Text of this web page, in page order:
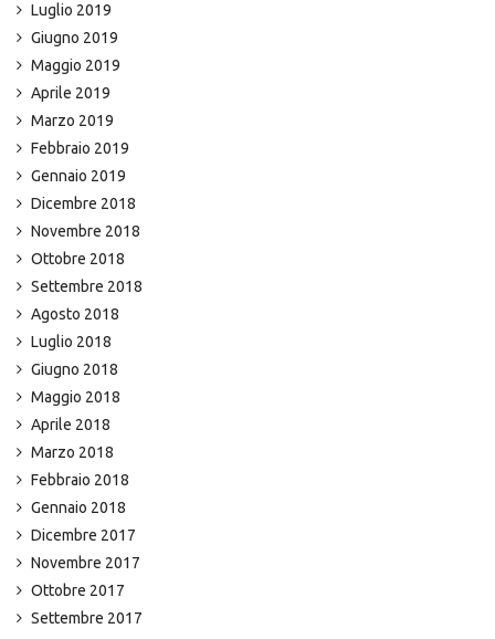
Luglio 2019
Giugno 2019
Maggio 2019
Aprile 2019
Marzo 2019
Febbraio 2019
Gennaio 2019
Dicembre 2018
Novembre 2018
Ottobre 2018
Settembre 2018
Agosto 2018
Luglio 2018
Giugno 2018
Maggio 2018
Aprile 2018
Marzo 2018
Febbraio 2018
Gennaio 2018
Dicembre 2017
Novembre 2017
Ottobre 2017
Settembre 2017